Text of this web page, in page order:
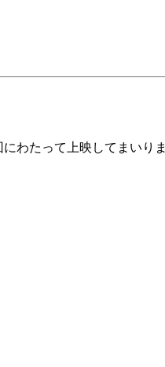
わたって上映してまいり